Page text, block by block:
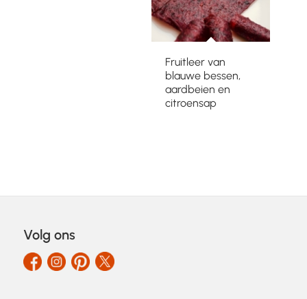
Fruitleer van
blauwe bessen,
aardbeien en
citroensap
Volg ons